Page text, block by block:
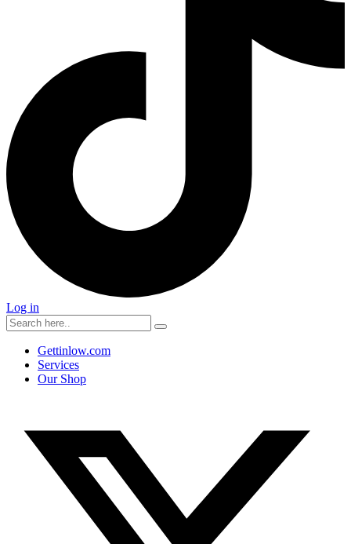
Log in
Gettinlow.com
Services
Our Shop